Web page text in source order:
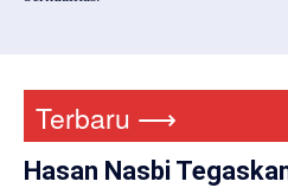
Terbaru ⟶
Hasan Nasbi